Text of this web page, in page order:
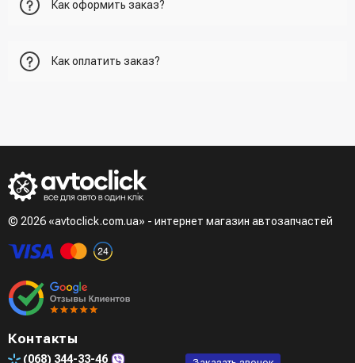
Как оформить заказ?
корзину и указать всю необходимую информацию о
наберет менеджер для подтверждения и уточнения данных.
Третий вариант - сделать заказ по телефонном режиме
при разговоре с менеджером
Четвертый вариант - заказать через доступные
мессенджеры (viber, telegram)
Как оплатить заказ?
- LiqPay при оформлении заказа через корзину
© 2026 «avtoclick.com.ua» - интернет магазин автозапчастей
Контакты
(068) 344-33-46